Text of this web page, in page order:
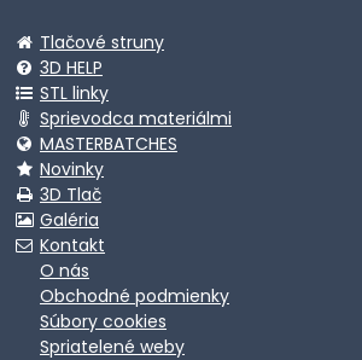
Tlačové struny
3D HELP
STL linky
Sprievodca materiálmi
MASTERBATCHES
Novinky
3D Tlač
Galéria
Kontakt
O nás
Obchodné podmienky
Súbory cookies
Spriatelené weby